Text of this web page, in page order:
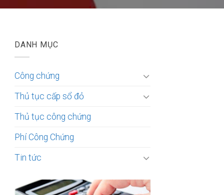
DANH MỤC
Công chứng
Thủ tục cấp sổ đỏ
Thủ tục công chứng
Phí Công Chứng
Tin tức